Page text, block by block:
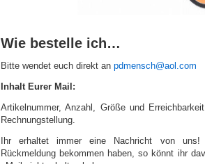
Wie bestelle ich…
Bitte wendet euch direkt an pdmensch@aol.com
Inhalt Eurer Mail:
Artikelnummer, Anzahl, Größe und
Rechnungstellung.
Ihr erhaltet immer eine Nachricht von
Rückmeldung bekommen haben, so könnt ihr